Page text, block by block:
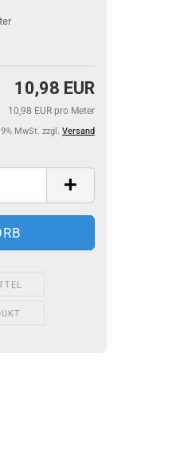
10,98 EUR
10,98 EUR pro Meter
MwSt. zzgl. Versand